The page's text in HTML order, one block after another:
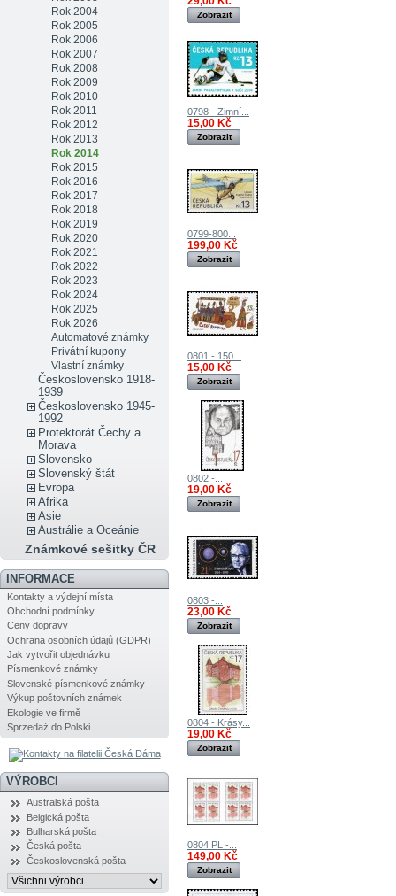
Rok 2004
Rok 2005
Rok 2006
Rok 2007
Rok 2008
Rok 2009
Rok 2010
Rok 2011
Rok 2012
Rok 2013
Rok 2014
Rok 2015
Rok 2016
Rok 2017
Rok 2018
Rok 2019
Rok 2020
Rok 2021
Rok 2022
Rok 2023
Rok 2024
Rok 2025
Rok 2026
Automatové známky
Privátní kupony
Vlastní známky
Československo 1918-
1939
Československo 1945-
1992
Protektorát Čechy a
Morava
Slovensko
Slovenský štát
Evropa
Afrika
Asie
Austrálie a Oceánie
Známkové sešitky ČR
INFORMACE
Kontakty a výdejní místa
Obchodní podmínky
Ceny dopravy
Ochrana osobních údajů (GDPR)
Jak vytvořit objednávku
Písmenkové známky
Slovenské písmenkové známky
Výkup poštovních známek
Ekologie ve firmě
Sprzedaż do Polski
VÝROBCI
Australská pošta
Belgická pošta
Bulharská pošta
Česká pošta
Československá pošta
Zobrazit
0798 - Zimní...
15,00 Kč
Zobrazit
0799-800...
199,00 Kč
Zobrazit
0801 - 150...
15,00 Kč
Zobrazit
0802 -...
19,00 Kč
Zobrazit
0803 -...
23,00 Kč
Zobrazit
0804 - Krásy...
19,00 Kč
Zobrazit
0804 PL -...
149,00 Kč
Zobrazit